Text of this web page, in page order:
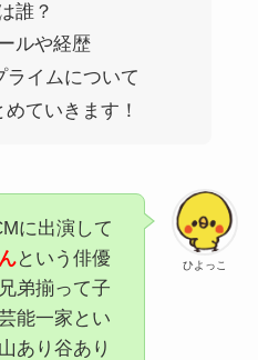
誰？
ルや経歴
ライムについて
ていきます！
ひよっこ
に出演して
という俳優
弟揃って子
能一家とい
あり谷あり